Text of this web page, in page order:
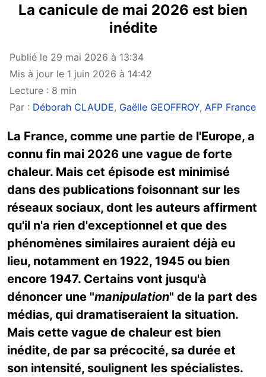
La canicule de mai 2026 est bien
inédite
Publié le 29 mai 2026 à 13:34
Mis à jour le 1 juin 2026 à 14:42
Lecture : 8 min
Par : Déborah CLAUDE, Gaëlle GEOFFROY, AFP France
La France, comme une partie de l'Europe, a
connu fin mai 2026 une vague de forte
chaleur. Mais cet épisode est minimisé
dans des publications foisonnant sur les
réseaux sociaux, dont les auteurs affirment
qu'il n'a rien d'exceptionnel et que des
phénomènes similaires auraient déjà eu
lieu, notamment en 1922, 1945 ou bien
encore 1947. Certains vont jusqu'à
dénoncer une "manipulation" de la part des
médias, qui dramatiseraient la situation.
Mais cette vague de chaleur est bien
inédite, de par sa précocité, sa durée et
son intensité, soulignent les spécialistes.